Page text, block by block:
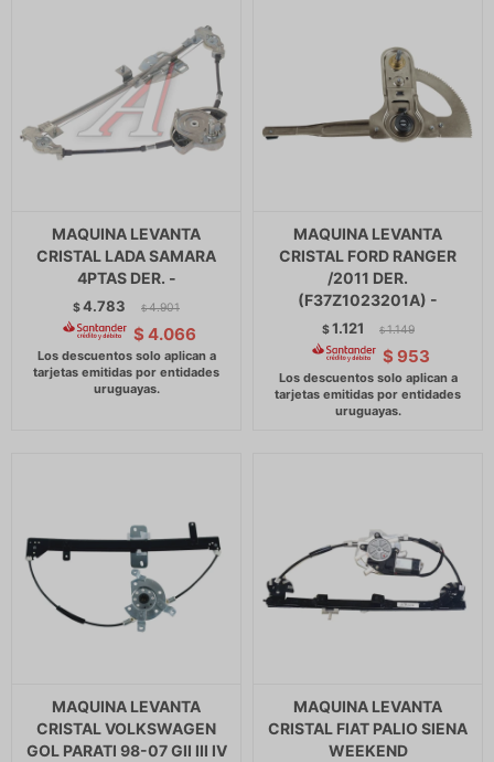
MAQUINA LEVANTA
CRISTAL LADA SAMARA
4PTAS DER. -
$4.783 $ 4.901
$ 4.066
MAQUINA LEVANTA
CRISTAL FORD RANGER
/2011 DER.
(F37Z1023201A) -
$1.121 $ 1.149
$ 953
MAQUINA LEVANTA
CRISTAL VOLKSWAGEN
GOL PARATI 98-07 GII III IV
MAQUINA LEVANTA
CRISTAL FIAT PALIO SIENA
WEEKEND